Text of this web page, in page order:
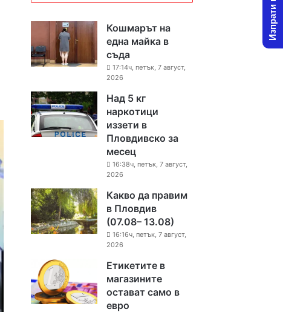
Кошмарът на
една майка в
съда
17:14ч, петък, 7 август,
2026
Над 5 кг
наркотици
иззети в
Пловдивско за
месец
16:38ч, петък, 7 август,
2026
Какво да правим
в Пловдив
(07.08– 13.08)
16:16ч, петък, 7 август,
2026
Етикетите в
магазините
остават само в
евро